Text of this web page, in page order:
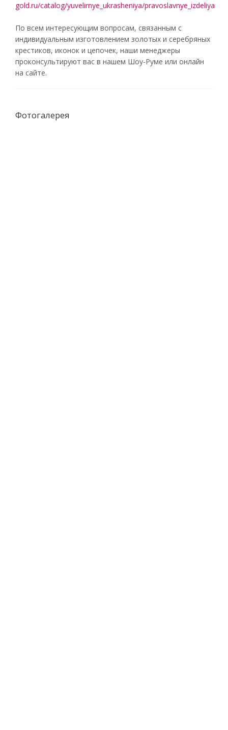
gold.ru/catalog/yuvelirnye_ukrasheniya/pravoslavnye_izdeliya
По всем интересующим вопросам, связанным с
индивидуальным изготовлением золотых и серебряных
крестиков, иконок и цепочек, наши менеджеры
проконсультируют вас в нашем Шоу-Руме или онлайн
на сайте.
Фотогалерея